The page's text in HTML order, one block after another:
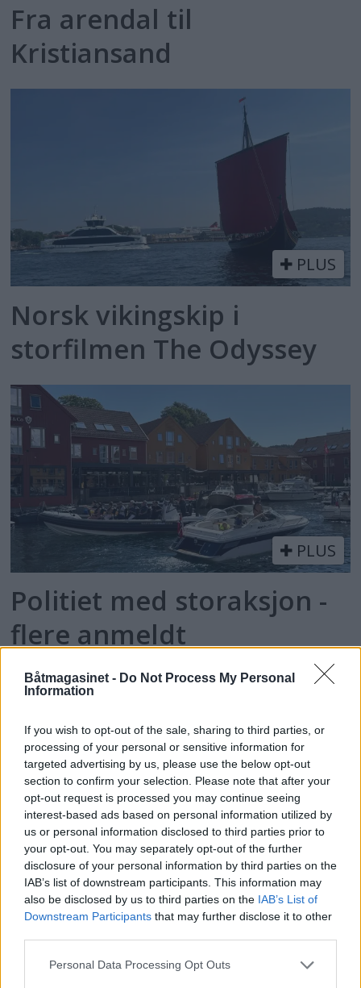
Båtmagasinet - Do Not Process My Personal
Information
If you wish to opt-out of the sale, sharing to third parties, or
processing of your personal or sensitive information for
targeted advertising by us, please use the below opt-out
section to confirm your selection. Please note that after your
opt-out request is processed you may continue seeing
interest-based ads based on personal information utilized by
us or personal information disclosed to third parties prior to
your opt-out. You may separately opt-out of the further
disclosure of your personal information by third parties on the
IAB’s list of downstream participants. This information may
also be disclosed by us to third parties on the IAB’s List of
Downstream Participants that may further disclose it to other
Personal Data Processing Opt Outs
Fra arendal til
Kristiansand
PLUS
Norsk vikingskip i
storfilmen The Odyssey
PLUS
Politiet med storaksjon -
flere anmeldt
– Skal til Risør
trebåtfestival